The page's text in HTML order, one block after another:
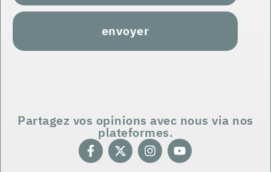
envoyer
Partagez vos opinions avec nous via nos
plateformes.